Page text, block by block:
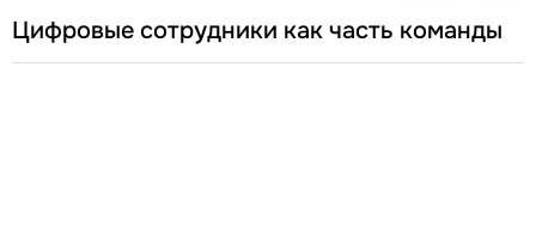
Цифровые сотрудники как часть команды